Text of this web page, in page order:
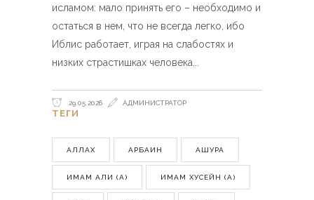
исламом: мало принять его – необходимо и
остаться в нем, что не всегда легко, ибо
Иблис работает, играя на слабостях и
низких страстишках человека
29.05.2026 АДМИНИСТРАТОР
ТЕГИ
АЛЛАХ АРБАИН АШУРА
ИМАМ АЛИ (А) ИМАМ ХУСЕЙН (А)